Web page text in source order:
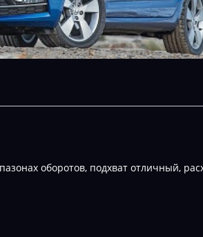
оборотов, подхват отличный,